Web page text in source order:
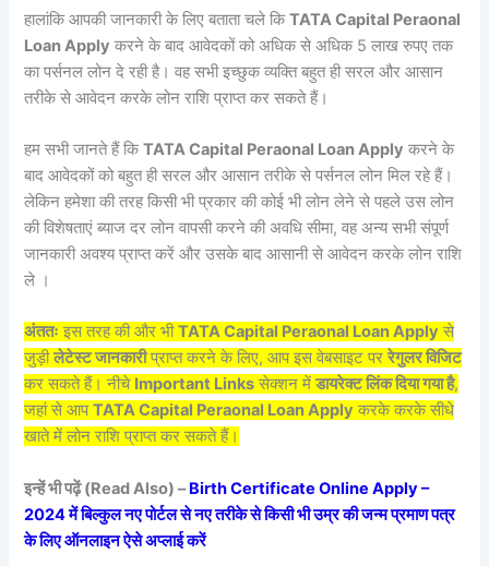
हालांकि आपकी जानकारी के लिए बताता चले किTATA Capital Peraonal
Loan Apply करने के बाद आवेदकों को अधिक से अधिक 5 लाख रुपए तक
का पर्सनल लोन दे रही है। वह सभी इच्छुक व्यक्ति बहुत ही सरल और आसान
तरीके से आवेदन करके लोन राशि प्राप्त कर सकते हैं।
हम सभी जानते हैं किTATA Capital Peraonal Loan Apply करने के
बाद आवेदकों को बहुत ही सरल और आसान तरीके से पर्सनल लोन मिल रहे हैं।
लेकिन हमेशा की तरह किसी भी प्रकार की कोई भी लोन लेने से पहले उस लोन
की विशेषताएं ब्याज दर लोन वापसी करने की अवधि सीमा, वह अन्य सभी संपूर्ण
जानकारी अवश्य प्राप्त करें और उसके बाद आसानी से आवेदन करके लोन राशि
ले ।
अंततः इस तरह की और भीTATA Capital Peraonal Loan Apply से
जुड़ीलेटेस्ट जानकारीप्राप्त करने के लिए, आप इस वेबसाइट पररेगुलर विजिट
कर सकते हैं। नीचे Important Links सेक्शन मेंडायरेक्ट लिंक दिया गया है,
जहां से आपTATA Capital Peraonal Loan Apply करके करके सीधे
खाते में लोन राशि प्राप्त कर सकते हैं।
इन्हें भी पढ़ें (Read Also) –Birth Certificate Online Apply –
2024 में बिल्कुल नए पोर्टल से नए तरीके से किसी भी उम्र की जन्म प्रमाण पत्र
के लिए ऑनलाइन ऐसे अप्लाई करें